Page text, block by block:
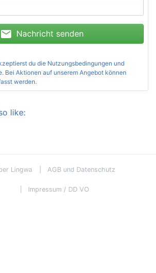
mail Nachricht senden
du die Nutzungsbedingungen und
. Bei Aktionen auf unserem Angebot können
werden.
like:
Lingwa AGB und Datenschutz
Impressum / DD VO